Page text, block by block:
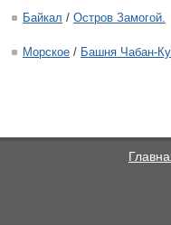
Байкал / Остров Замогой.
Морское / Башня Чабан-